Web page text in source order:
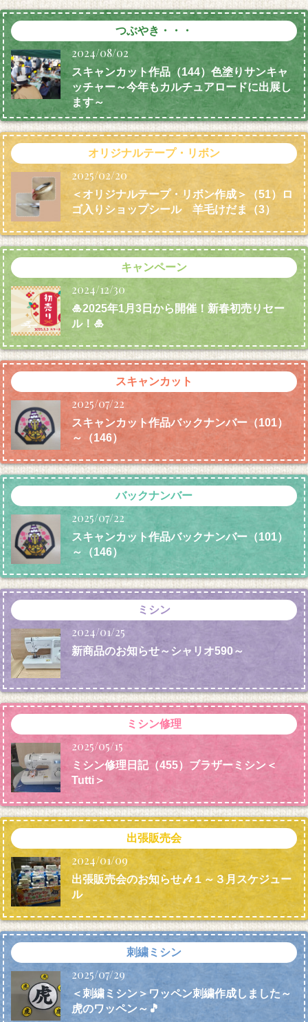
つぶやき・・・
2024/08/02
スキャンカット作品（144）色塗りサンキャ
ッチャー～今年もカルチュアロードに出展し
ます～
オリジナルテープ・リボン
2025/02/20
＜オリジナルテープ・リボン作成＞（51）ロ
ゴ入りショップシール 羊毛けだま （3）
キャンペーン
2024/12/30
🎍2025年1月3日から開催！新春初売りセー
ル！🎍
スキャンカット
2025/07/22
スキャンカット作品バックナンバー（101）
～（146）
バックナンバー
2025/07/22
スキャンカット作品バックナンバー（101）
～（146）
ミシン
2024/01/25
新商品のお知らせ～シャリオ590～
ミシン修理
2025/05/15
ミシン修理日記（455）ブラザーミシン＜
Tutti＞
出張販売会
2024/01/09
出張販売会のお知らせ🎶１～３月スケジュー
ル
刺繍ミシン
2025/07/29
＜刺繍ミシン＞ワッペン刺繍作成しました～
虎のワッペン～🎵